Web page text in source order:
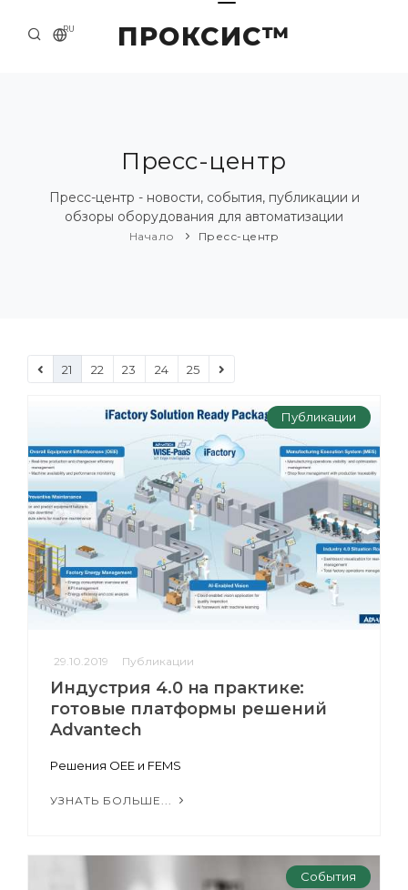
ПРОКСИС™
RU
О КОМПАНИИ
ПРИМЕРЫ И РЕШЕНИЯ
КАТАЛОГ ПРОДУКЦИИ
Пресс-центр
Пресс-центр - новости, события, публикации и
обзоры оборудования для автоматизации
Начало Пресс-центр
21 22 23 24 25
Публикации
29.10.2019 Публикации
Индустрия 4.0 на практике:
готовые платформы решений
Advantech
Решения ОЕЕ и FEMS
УЗНАТЬ БОЛЬШЕ...
События